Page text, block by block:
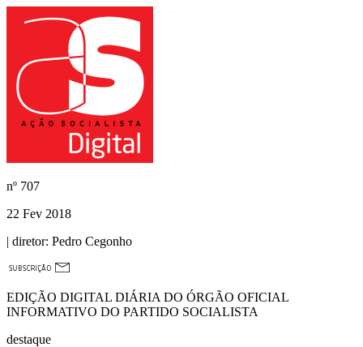
nº 707
22 Fev 2018
| diretor: Pedro Cegonho
EDIÇÃO DIGITAL DIÁRIA DO ÓRGÃO OFICIAL
INFORMATIVO DO PARTIDO SOCIALISTA
destaque